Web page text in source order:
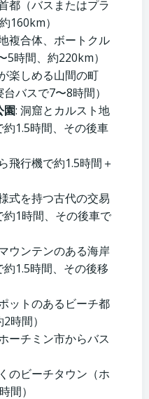
都（バスまたはプラ
160km）
複合体、ボートクル
5時間、約220km）
楽しめる山間の町
バスで7〜8時間）
園: 洞窟とカルスト地
1.5時間、その後車
飛行機で約1.5時間＋
式を持つ古代の交易
1時間、その後車で
ウンテンのある海岸
1.5時間、その後移
ットのあるビーチ都
時間）
ーチミン市からバス
のビーチタウン（ホ
間）